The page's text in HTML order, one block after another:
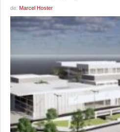
de: Marcel Hoster